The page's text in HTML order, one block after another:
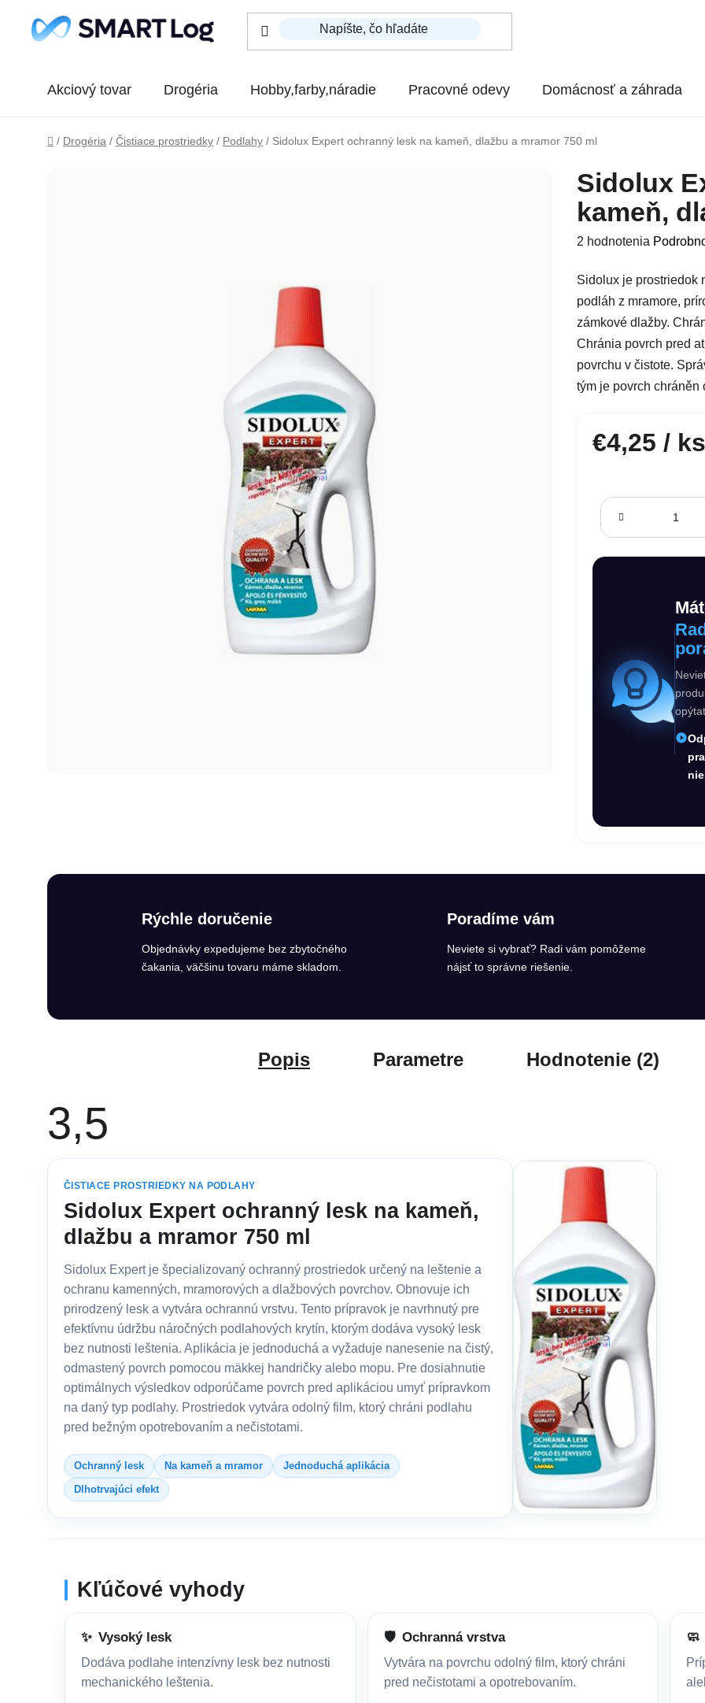
Akciový tovar Drogéria Hobby,farby,náradie Pracovné odevy Domácnosť a záhrada
Domov
/ Drogéria / Čistiace prostriedky / Podlahy / Sidolux Expert ochranný lesk na kameň, dlažbu a mramor 750 ml
Sidolux
kameň,
Priemerné hodnotenie
2 hodnotenia
Sidolux je prostriedok
podláh z mramore,
zámkové dlažby.
Chránia povrch pred
povrchu v čistote.
tým je povrch chráněn
€4,25/ ks
Rýchle doručenie
Objednávky expedujeme bez zbytočného
čakania, väčšinu tovaru máme skladom.
Poradíme vám
Neviete si vybrať? Radi vám pomôžeme
nájsť to správne riešenie.
Popis Parametre Hodnotenie (2)
3,5
Priemerné hodnotenie produktu je 3,5 z 5 hviezdičiek.
2 hodnotenia
ČISTIACE PROSTRIEDKY NA PODLAHY
Sidolux Expert ochranný lesk na kameň,
dlažbu a mramor 750 ml
Sidolux Expert je špecializovaný ochranný prostriedok určený na leštenie a
ochranu kamenných, mramorových a dlažbových povrchov. Obnovuje ich
prirodzený lesk a vytvára ochrannú vrstvu. Tento prípravok je navrhnutý pre
efektívnu údržbu náročných podlahových krytín, ktorým dodáva vysoký lesk
bez nutnosti leštenia. Aplikácia je jednoduchá a vyžaduje nanesenie na čistý,
odmastený povrch pomocou mäkkej handričky alebo mopu. Pre dosiahnutie
optimálnych výsledkov odporúčame povrch pred aplikáciou umyť prípravkom
na daný typ podlahy. Prostriedok vytvára odolný film, ktorý chráni podlahu
pred bežným opotrebovaním a nečistotami.
Ochranný lesk Na kameň a mramor
Jednoduchá aplikácia
Dlhotrvajúci efekt
Kľúčové vyhody
✨ Vysoký lesk
Dodáva podlahe intenzívny lesk bez nutnosti
mechanického leštenia.
🛡️ Ochranná vrstva
Vytvára na povrchu odolný film, ktorý chráni
pred nečistotami a opotrebovaním.
🧼